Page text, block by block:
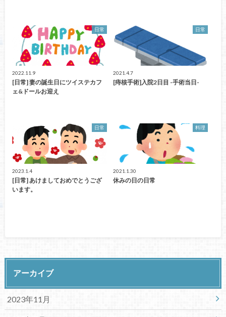
日常
2022.11.9
[日常] 妻の誕生日にツイステカフ
ェ&ドールお迎え
日常
2021.4.7
[痔核手術]入院2日目 -手術当日-
日常
2023.1.4
[日常] あけましておめでとうござ
います。
料理
2021.1.30
休みの日の日常
アーカイブ
2023年11月